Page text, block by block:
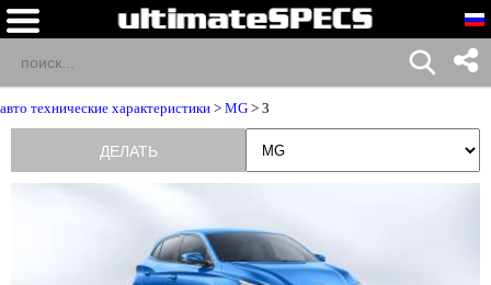
авто технические характеристики > MG > 3
ДЕЛАТЬ